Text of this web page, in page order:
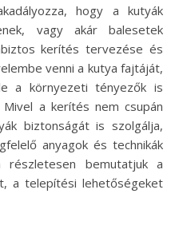
hogy a kutyák
vagy akár balesetek
kerítés tervezése és
venni a kutya fajtáját,
a környezeti tényezők is
a kerítés nem csupán
biztonságát is szolgálja,
anyagok és technikák
részletesen bemutatjuk a
a telepítési lehetőségeket